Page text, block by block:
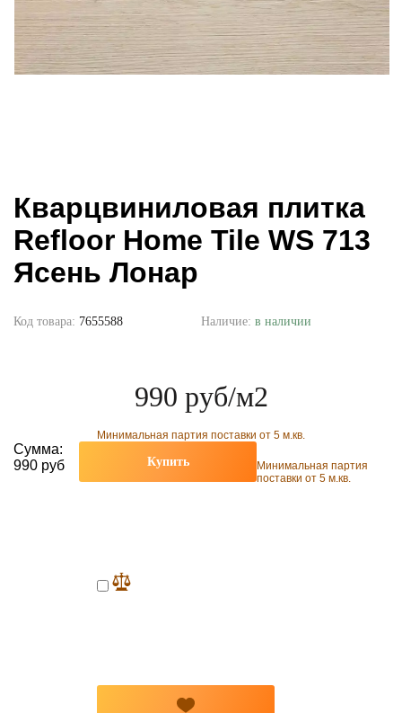
Кварцвиниловая плитка
Refloor Home Tile WS 713
Ясень Лонар
Код товара: 7655588 Наличие: в наличии
990 руб/м2
Минимальная партия поставки от 5 м.кв.
Сумма:
990 руб
Купить
Минимальная партия
поставки от 5 м.кв.